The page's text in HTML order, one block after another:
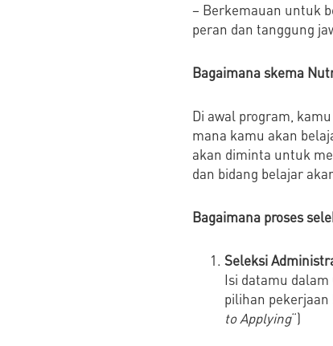
– Berkemauan untuk
peran dan tanggung
Bagaimana skema
Di awal program,
mana kamu akan
akan diminta untuk
dan bidang belajar
Bagaimana proses
Seleksi
Isi datamu dalam
pilihan pekerjaan
to Applying“)